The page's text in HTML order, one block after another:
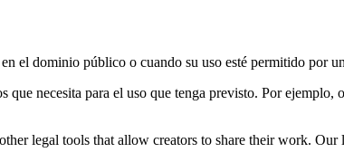
el dominio público o cuando su uso esté permitido por
necesita para el uso que tenga previsto. Por ejemplo,
legal tools that allow creators to share their work. Our